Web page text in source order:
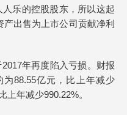
乐的控股股东，所以这起
出售为上市公司贡献净利
年再度陷入亏损。财报
88.55亿元，比上年减少
上年减少990.22%。